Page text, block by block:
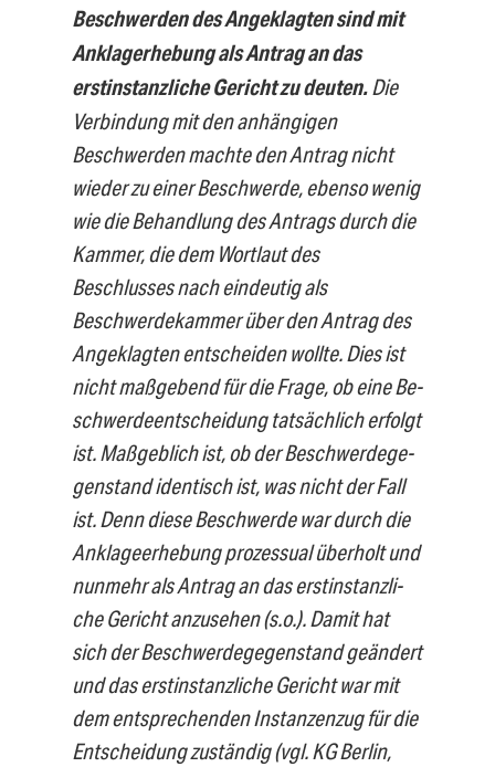
Beschwerden des Angeklagten sind mit
Anklagerhebung als An­trag an das
erstinstanzliche Gericht zu deuten.Die
Verbindung mit den anhängi­gen
Beschwerden machte den Antrag nicht
wieder zu einer Beschwerde, ebenso wenig
wie die Behandlung des Antrags durch die
Kammer, die dem Wortlaut des
Beschlusses nach eindeutig als
Beschwerdekammer über den Antrag des
Ange­klagten entscheiden wollte. Dies ist
nicht maßgebend für die Frage, ob eine Be­
schwerdeentscheidung tatsächlich erfolgt
ist. Maßgeblich ist, ob der Beschwerdege­
genstand identisch ist, was nicht der Fall
ist. Denn diese Beschwerde war durch die
Anklageerhebung prozessual überholt und
nunmehr als Antrag an das erstinstanzli­
che Gericht anzusehen (s.o.). Damit hat
sich der Beschwerdegegenstand geändert
und das erstinstanzliche Gericht war mit
dem entsprechenden Instanzenzug für die
Entscheidung zuständig (vgl. KG Berlin,